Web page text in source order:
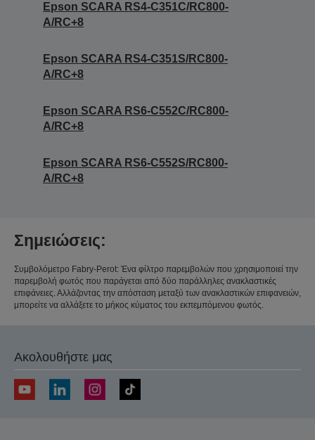
Epson SCARA RS4-C351C/RC800-
A/RC+8
Epson SCARA RS4-C351S/RC800-
A/RC+8
Epson SCARA RS6-C552C/RC800-
A/RC+8
Epson SCARA RS6-C552S/RC800-
A/RC+8
Σημειώσεις:
Συμβολόμετρο Fabry-Perot: Ένα φίλτρο παρεμβολών που χρησιμοποιεί την
παρεμβολή φωτός που παράγεται από δύο παράλληλες ανακλαστικές
επιφάνειες. Αλλάζοντας την απόσταση μεταξύ των ανακλαστικών επιφανειών,
μπορείτε να αλλάξετε το μήκος κύματος του εκπεμπόμενου φωτός.
Ακολουθήστε μας